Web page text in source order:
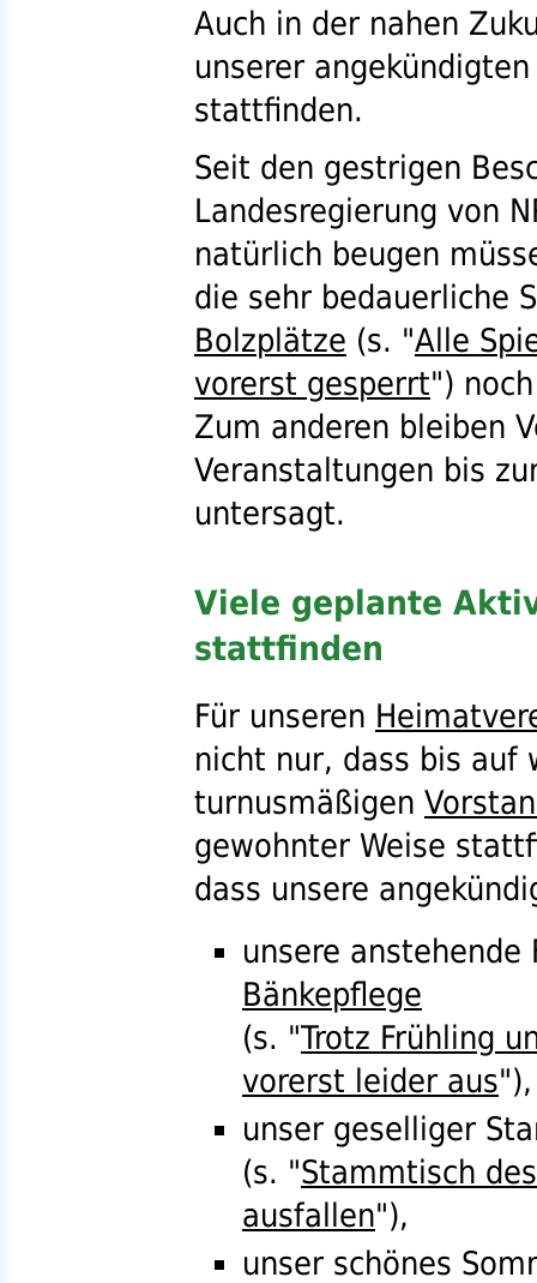
Auch in der nahen
unserer
stattfinden.
Seit den gestrigen
Landesregierung von
natürlich beugen
die sehr bedauerliche
Bolzplätze (s. "Alle
vorerst gesperrt")
Zum anderen bleiben
Veranstaltungen bis
untersagt.
Viele geplante
stattfinden
Für unseren
nicht nur, dass bis auf
turnusmäßigen
gewohnter Weise
dass unsere
unsere anstehende
Bänkepflege
(s. "Trotz Frühling
vorerst leider aus"),
unser geselliger
(s. "Stammtisch
ausfallen"),
unser schönes